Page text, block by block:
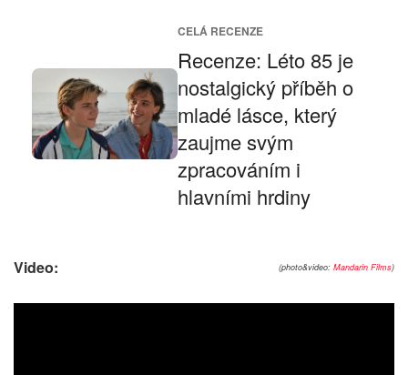
CELÁ RECENZE
Recenze: Léto 85 je
nostalgický příběh o
mladé lásce, který
zaujme svým
zpracováním i
hlavními hrdiny
(photo&video: Mandarin Films)
Video: